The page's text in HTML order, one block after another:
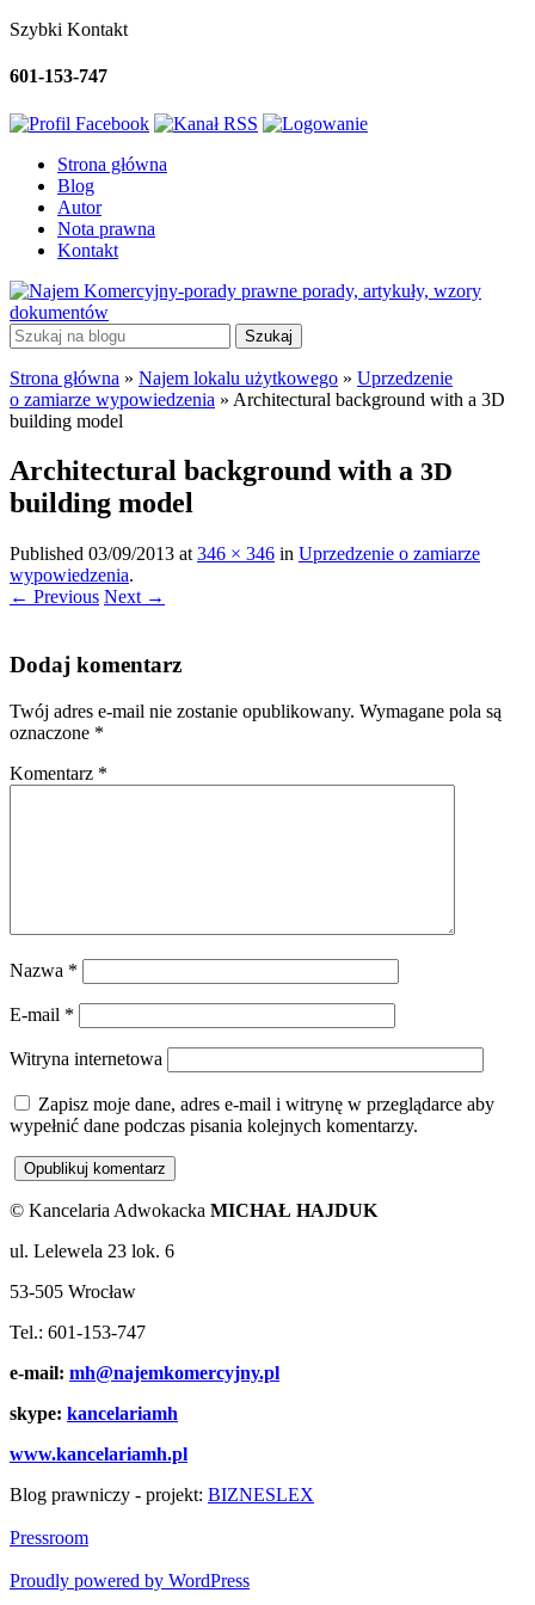
Szybki Kontakt
601-153-747
Strona główna
Blog
Autor
Nota prawna
Kontakt
porady, artykuły, wzory
dokumentów
Strona główna » Najem lokalu użytkowego » Uprzedzenie
o zamiarze wypowiedzenia » Architectural background with a 3D
building model
Architectural background with a 3D
building model
Published 03/09/2013 at 346 × 346 in Uprzedzenie o zamiarze
wypowiedzenia.
← Previous Next →
Dodaj komentarz
Twój adres e-mail nie zostanie opublikowany. Wymagane pola są
oznaczone *
Komentarz *
Nazwa *
E-mail *
Witryna internetowa
Zapisz moje dane, adres e-mail i witrynę w przeglądarce aby
wypełnić dane podczas pisania kolejnych komentarzy.
© Kancelaria Adwokacka MICHAŁ HAJDUK
ul. Lelewela 23 lok. 6
53-505 Wrocław
Tel.: 601-153-747
e-mail: mh@najemkomercyjny.pl
skype: kancelariamh
www.kancelariamh.pl
Blog prawniczy - projekt: BIZNESLEX
Pressroom
Proudly powered by WordPress